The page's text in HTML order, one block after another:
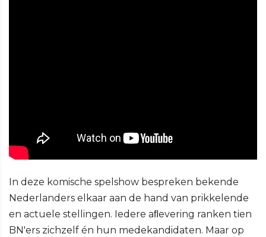
In deze komische spelshow bespreken bekende
Nederlanders elkaar aan de hand van prikkelende
en actuele stellingen. Iedere aﬂevering ranken tien
BN'ers zichzelf én hun medekandidaten. Maar op